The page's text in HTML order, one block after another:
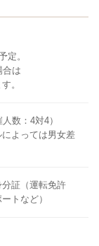
定。
合は
。
数：4対4）
よっては男女差
証（運転免許
トなど）